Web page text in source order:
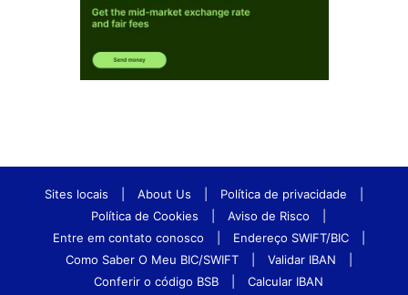
Sites locais About Us Política de privacidade
Política de Cookies
Aviso de Risco
Entre em contato conosco
Endereço SWIFT/BIC
Como Saber O Meu BIC/SWIFT
Validar IBAN
Conferir o código BSB
Calcular IBAN